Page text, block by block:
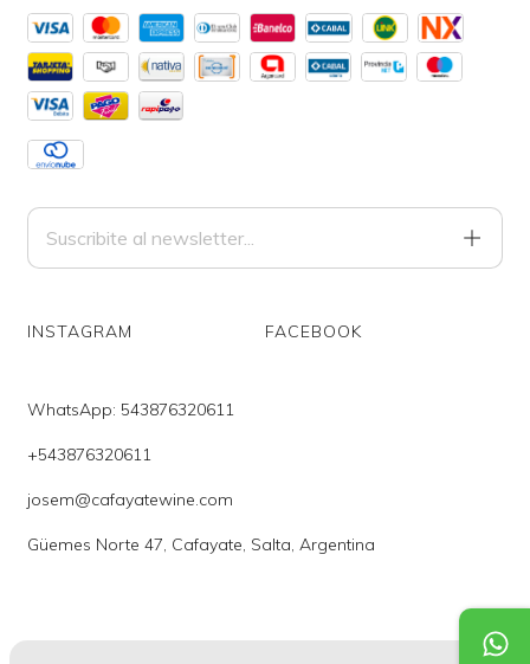
INSTAGRAM FACEBOOK
WhatsApp: 543876320611
+543876320611
josem@cafayatewine.com
Güemes Norte 47, Cafayate, Salta, Argentina